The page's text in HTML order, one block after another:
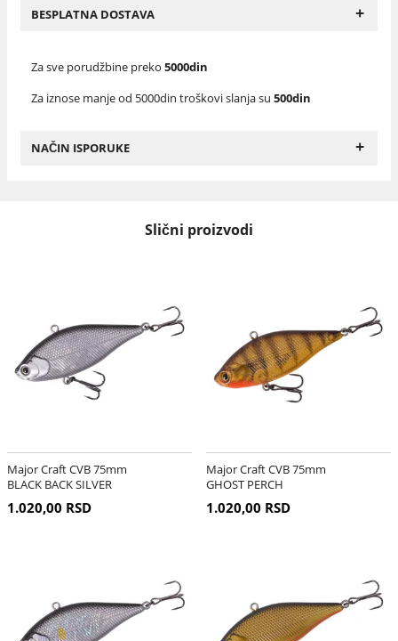
BESPLATNA DOSTAVA +
Za sve porudžbine preko 5000din
Za iznose manje od 5000din troškovi slanja su 500din
NAČIN ISPORUKE +
Slični proizvodi
Major Craft CVB 75mm
BLACK BACK SILVER
1.020,00 RSD
Major Craft CVB 75mm
GHOST PERCH
1.020,00 RSD